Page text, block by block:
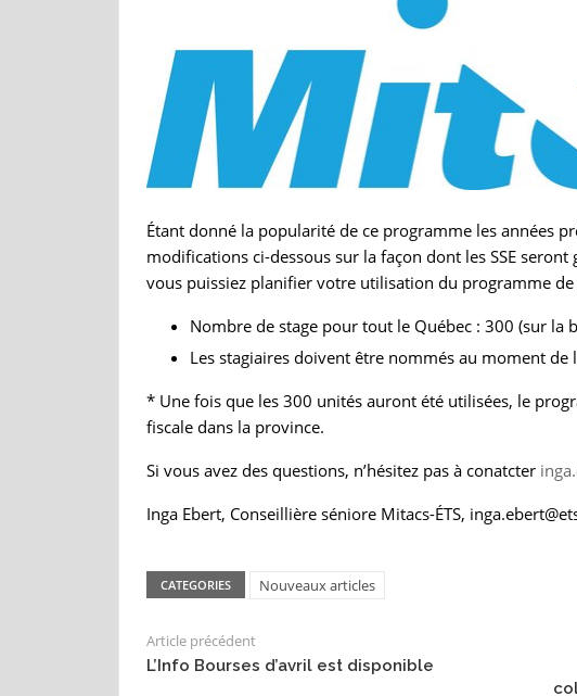
Étant donné la popularité de ce programme les années
modifications ci-dessous sur la façon dont les SSE
vous puissiez planifier votre utilisation du programme
Nombre de stage pour tout le Québec : 300 (sur
Les stagiaires doivent être nommés au moment de
* Une fois que les 300 unités auront été utilisées, le
fiscale dans la province.
Si vous avez des questions, n’hésitez pas à conatcter
Inga Ebert, Conseillière séniore Mitacs-ÉTS,
CATEGORIES Nouveaux articles
Article précédent
L’Info Bourses d’avril est disponible